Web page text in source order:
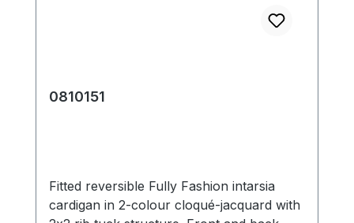
0810151
Fitted reversible Fully Fashion intarsia
cardigan in 2-colour cloqué-jacquard with